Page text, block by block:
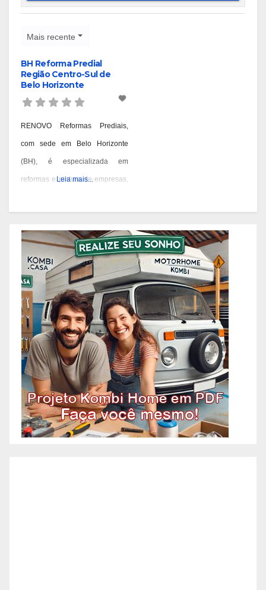
Mais recente
BH Reforma Predial
Região Centro-Sul de
Belo Horizonte
RENOVO Reformas Prediais,
com sede em Belo Horizonte
(BH), é especializada em
reformas e pintura de empresas,
experiência desde 1978 e são
conhecidos por seus serviços de
qualidade em BH. Você pode
contatá-los pelos telefones 31
3473-2000, 3357-1961 ou
98687-2000 se você está
pensando em reformar ou pintar
a fachada da sua empresa,
condomínio ou
Leia mais...